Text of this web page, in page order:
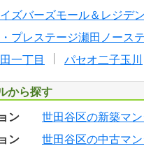
ズバーズモール＆レジデ
プレステージ瀬田ノース
一丁目
パセオ二子玉川
から探す
ン 世田谷区の新築マ
ン
世田谷区の中古マ